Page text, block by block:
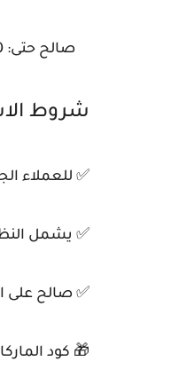
صالح حتى: 30 أبريل 2026
شروط
✅ للعملاء
✅ يشمل
✅ صالح على
🎁 كود